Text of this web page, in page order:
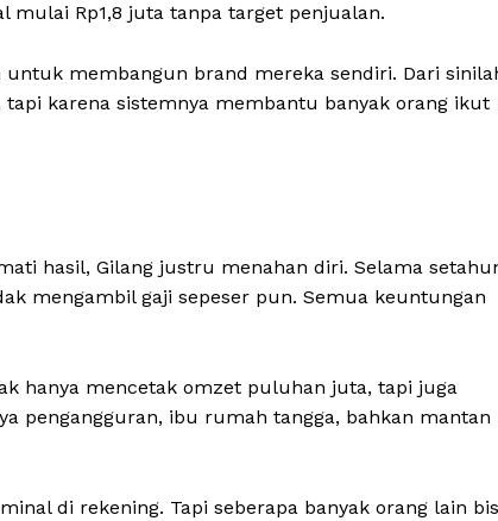
mulai Rp1,8 juta tanpa target penjualan.
membangun brand mereka sendiri. Dari
karena sistemnya membantu banyak orang ikut
hasil, Gilang justru menahan diri. Selama
mengambil gaji sepeser pun. Semua keuntungan
hanya mencetak omzet puluhan juta, tapi juga
pengangguran, ibu rumah tangga, bahkan mantan
di rekening. Tapi seberapa banyak orang lain